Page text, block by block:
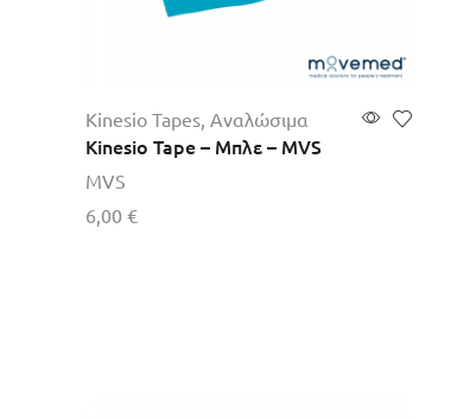
Kinesio Tapes Αναλώσιμα
Kinesio Tape – Μπλε – MVS
MVS
6,00 €